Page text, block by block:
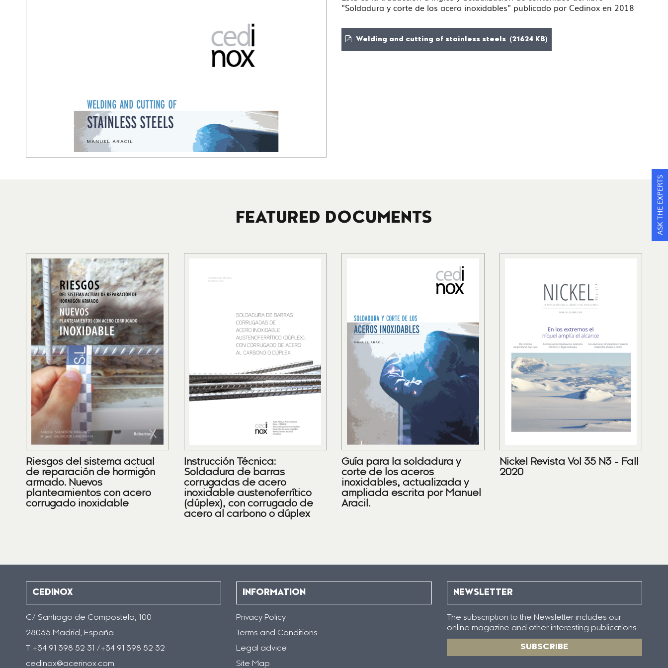
"Soldadura y corte de los acero inoxidables" publicado por Cedinox en 2018
Welding and cutting of stainless steels (21624 KB)
FEATURED DOCUMENTS
Riesgos del sistema actual
de reparación de hormigón
armado. Nuevos
planteamientos con acero
corrugado inoxidable
Instrucción Técnica:
Soldadura de barras
corrugadas de acero
inoxidable austenoferrítico
(dúplex), con corrugado de
acero al carbono o dúplex
Guía para la soldadura y
corte de los aceros
inoxidables, actualizada y
ampliada escrita por Manuel
Aracil.
Nickel Revista Vol 35 N3 - Fall
2020
CEDINOX
C/ Santiago de Compostela, 100
28035 Madrid, España
T +34 91 398 52 31 /+34 91 398 52 32
cedinox@acerinox.com
INFORMATION
Privacy Policy
Terms and Conditions
Legal advice
Site Map
NEWSLETTER
The subscription to the Newsletter includes our
online magazine and other interesting publications
SUBSCRIBE
ASK THE EXPERTS